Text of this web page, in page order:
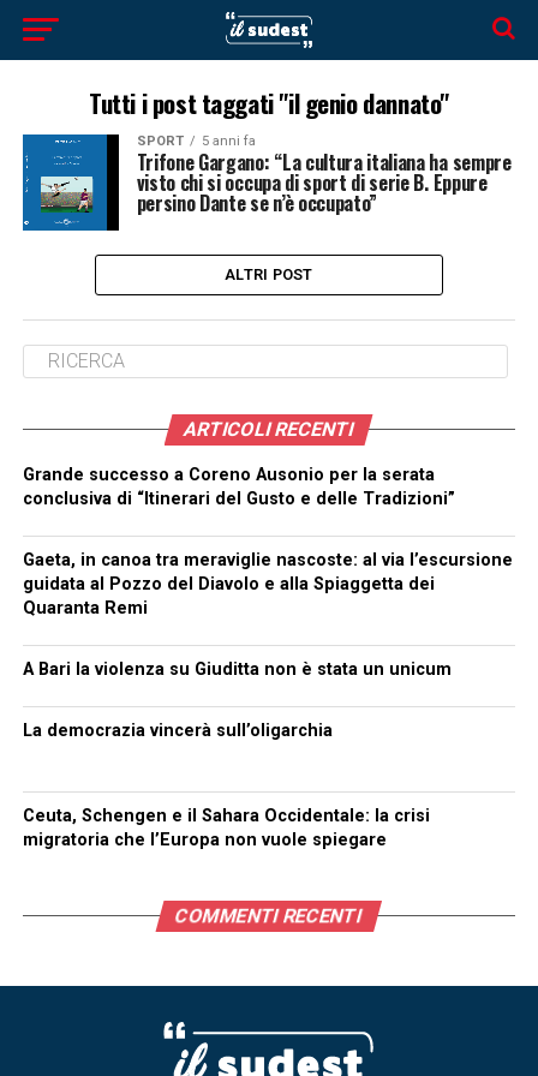
Tutti i post taggati "il genio dannato"
SPORT 5 anni fa
Trifone Gargano: “La cultura italiana ha sempre
visto chi si occupa di sport di serie B. Eppure
persino Dante se n’è occupato”
ALTRI POST
ARTICOLI RECENTI
Grande successo a Coreno Ausonio per la serata
conclusiva di “Itinerari del Gusto e delle Tradizioni”
Gaeta, in canoa tra meraviglie nascoste: al via l’escursione
guidata al Pozzo del Diavolo e alla Spiaggetta dei
Quaranta Remi
A Bari la violenza su Giuditta non è stata un unicum
La democrazia vincerà sull’oligarchia
Ceuta, Schengen e il Sahara Occidentale: la crisi
migratoria che l’Europa non vuole spiegare
COMMENTI RECENTI